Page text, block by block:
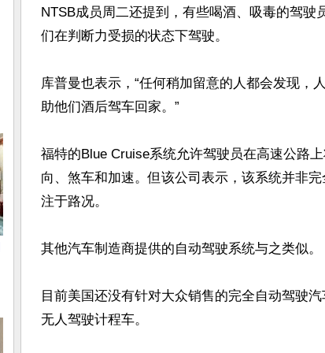
NTSB成员周二还提到，有些喝酒、吸毒的驾
们在判断力受损的状态下驾驶。
库普曼也表示，“任何稍加留意的人都会发现，
助他们酒后驾车回家。”
福特的Blue Cruise系统允许驾驶员在高速公路
向、煞车和加速。但该公司表示，该系统并非
注于路况。
其他汽车制造商提供的自动驾驶系统与之类似。
目前美国还没有针对大众销售的完全自动驾驶
无人驾驶计程车。